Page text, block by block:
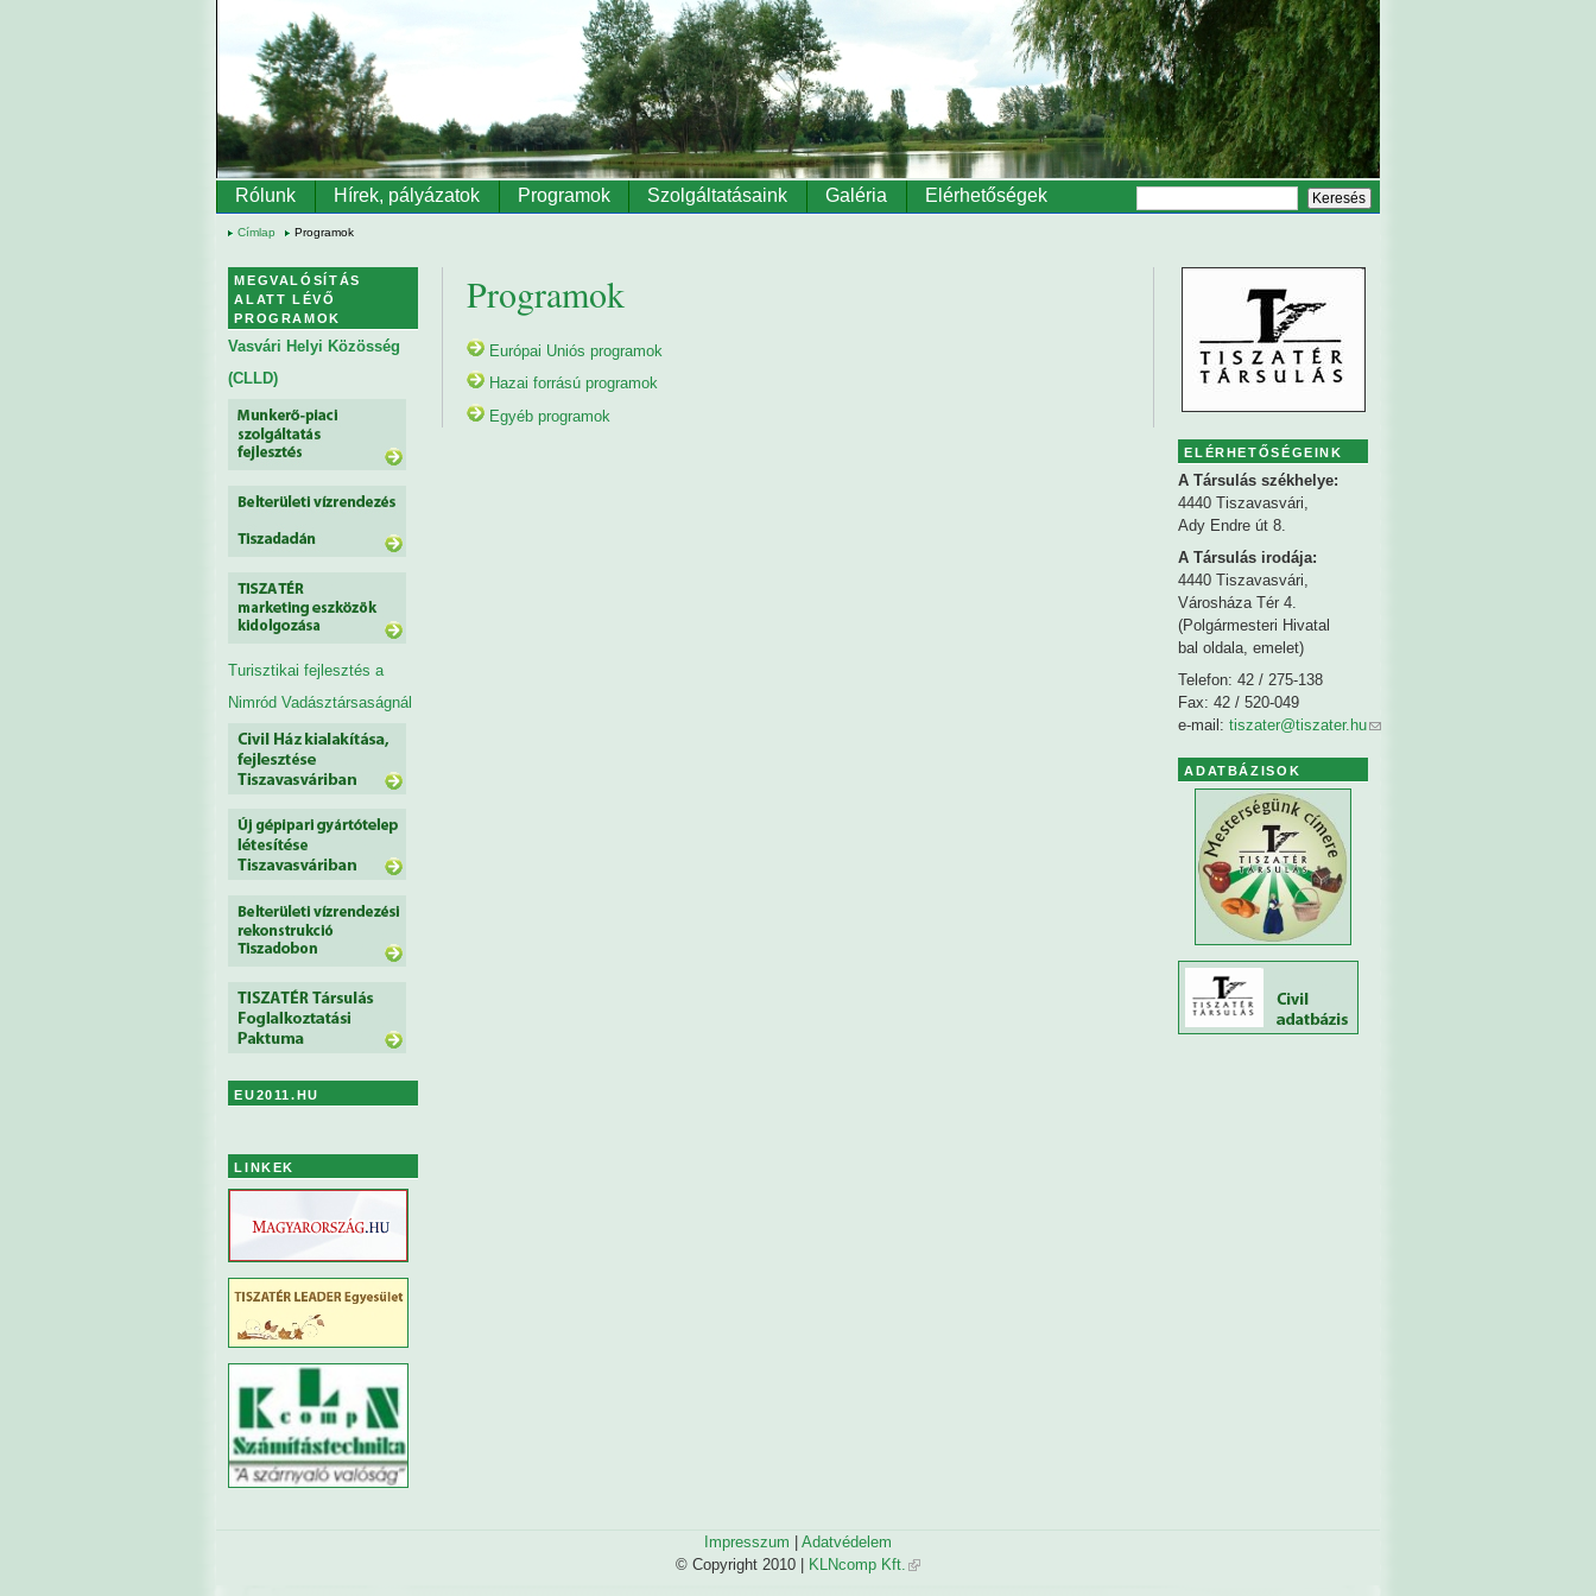
Ugrás a tartalomra
Rólunk Hírek, pályázatok Programok Szolgáltatásaink Galéria Elérhetőségek
Címlap Programok
Programok
Európai Uniós programok
Hazai forrású programok
Egyéb programok
MEGVALÓSÍTÁS
ALATT LÉVŐ
PROGRAMOK
Vasvári Helyi Közösség
(CLLD)
Turisztikai fejlesztés a
Nimród Vadásztársaságnál
EU2011.HU
LINKEK
ELÉRHETŐSÉGEINK
A Társulás székhelye:
4440 Tiszavasvári,
Ady Endre út 8.
A Társulás irodája:
4440 Tiszavasvári,
Városháza Tér 4.
(Polgármesteri Hivatal
bal oldala, emelet)
Telefon: 42 / 275-138
Fax: 42 / 520-049
e-mail: tiszater@tiszater.hu
ADATBÁZISOK
Impresszum
Adatvédelem
© Copyright 2010 |
KLNcomp Kft.